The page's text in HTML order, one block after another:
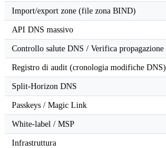
Import/export zone (file zona BIND)
API DNS massivo
Controllo salute DNS / Verifica propagazione
Registro di audit (cronologia modifiche DNS)
Split-Horizon DNS
Passkeys / Magic Link
White-label / MSP
Infrastruttura